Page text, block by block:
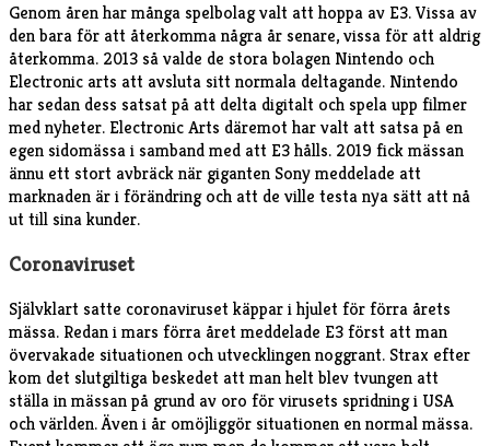
Genom åren har många spelbolag valt att hoppa av E3. Vissa av
den bara för att återkomma några år senare, vissa för att aldrig
återkomma. 2013 så valde de stora bolagen Nintendo och
Electronic arts att avsluta sitt normala deltagande. Nintendo
har sedan dess satsat på att delta digitalt och spela upp filmer
med nyheter. Electronic Arts däremot har valt att satsa på en
egen sidomässa i samband med att E3 hålls. 2019 fick mässan
ännu ett stort avbräck när giganten Sony meddelade att
marknaden är i förändring och att de ville testa nya sätt att nå
ut till sina kunder.
Coronaviruset
Självklart satte coronaviruset käppar i hjulet för förra årets
mässa. Redan i mars förra året meddelade E3 först att man
övervakade situationen och utvecklingen noggrant. Strax efter
kom det slutgiltiga beskedet att man helt blev tvungen att
ställa in mässan på grund av oro för virusets spridning i USA
och världen. Även i år omöjliggör situationen en normal mässa.